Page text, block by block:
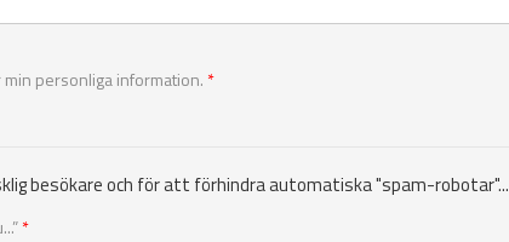
personliga information. *
besökare och för att förhindra automatiska "spam-robotar"...
*